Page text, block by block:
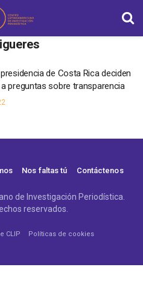
de Costa Rica deciden
preguntas sobre transparencia
Nos faltas tú Contáctenos
de Investigación Periodística.
reservados.
CLIP Políticas de cookies